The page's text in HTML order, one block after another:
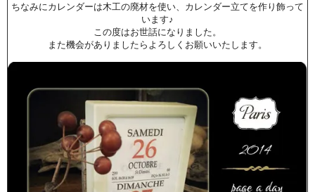
ちなみにカレンダーは木工の廃材を使い、カレンダー立てを作り飾って
います♪
この度はお世話になりました。
また機会がありましたらよろしくお願いいたします。